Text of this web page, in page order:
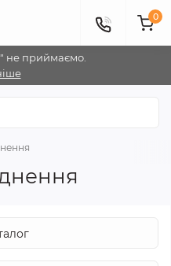
не приймаємо.
0